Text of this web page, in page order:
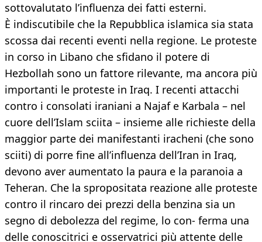
sottovalutato l’influenza dei fatti esterni.
È indiscutibile che la Repubblica islamica sia stata
scossa dai recenti eventi nella regione. Le proteste
in corso in Libano che sfidano il potere di
Hezbollah sono un fattore rilevante, ma ancora più
importanti le proteste in Iraq. I recenti attacchi
contro i consolati iraniani a Najaf e Karbala – nel
cuore dell’Islam sciita – insieme alle richieste della
maggior parte dei manifestanti iracheni (che sono
sciiti) di porre fine all’influenza dell’Iran in Iraq,
devono aver aumentato la paura e la paranoia a
Teheran. Che la spropositata reazione alle proteste
contro il rincaro dei prezzi della benzina sia un
segno di debolezza del regime, lo con- ferma una
delle conoscitrici e osservatrici più attente delle